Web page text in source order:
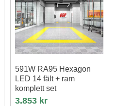
591W RA95 Hexagon
LED 14 fält + ram
komplett set
Inklusive strömanslutning
3.853 kr